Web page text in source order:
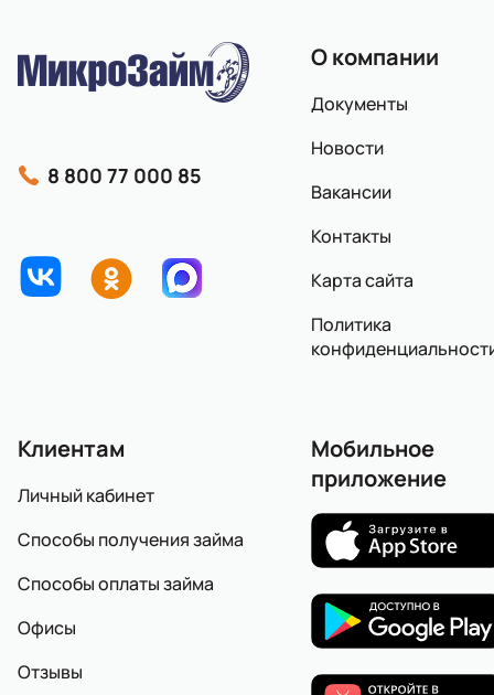
8 800 77 000 85
О компании
Документы
Новости
Вакансии
Контакты
Карта сайта
Политика
Клиентам
Личный кабинет
Способы получения займа
Способы оплаты займа
Офисы
Отзывы
Мобильное
приложение